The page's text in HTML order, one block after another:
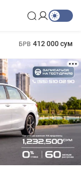
БРВ 412 000 сум